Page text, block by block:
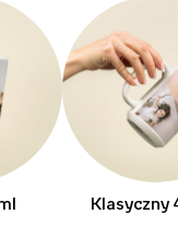
Klasyczny